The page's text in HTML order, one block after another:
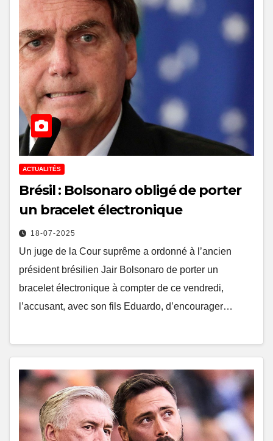
ACTUALITÉS
Brésil : Bolsonaro obligé de porter
un bracelet électronique
18-07-2025
Un juge de la Cour suprême a ordonné à l’ancien
président brésilien Jair Bolsonaro de porter un
bracelet électronique à compter de ce vendredi,
l’accusant, avec son fils Eduardo, d’encourager…